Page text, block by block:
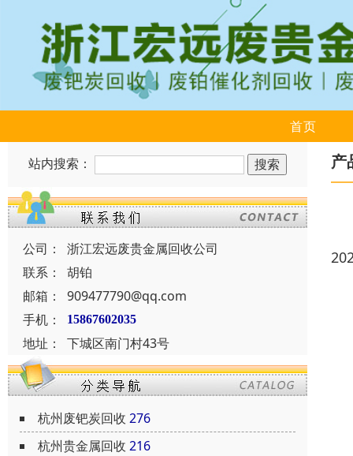
首页
站内搜索：
公司：
浙江宏远废贵金属回收公司
联系：
胡铂
邮箱：
909477790@qq.com
手机：
15867602035
地址： 下城区南门村43号
杭州废钯炭回收 276
杭州贵金属回收 216
产